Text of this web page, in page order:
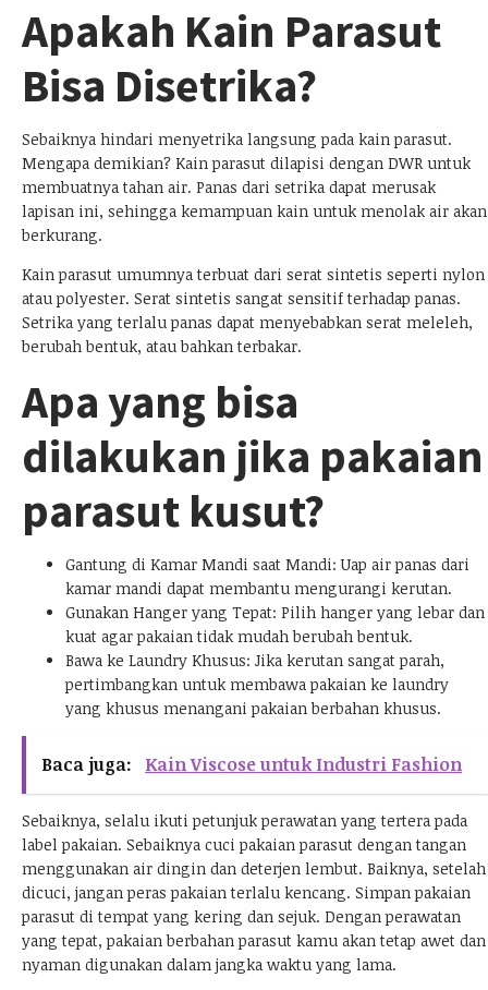
Apakah Kain Parasut
Bisa Disetrika?
Sebaiknya hindari menyetrika langsung pada kain parasut.
Mengapa demikian? Kain parasut dilapisi dengan DWR untuk
membuatnya tahan air. Panas dari setrika dapat merusak
lapisan ini, sehingga kemampuan kain untuk menolak air akan
berkurang.
Kain parasut umumnya terbuat dari serat sintetis seperti nylon
atau polyester. Serat sintetis sangat sensitif terhadap panas.
Setrika yang terlalu panas dapat menyebabkan serat meleleh,
berubah bentuk, atau bahkan terbakar.
Apa yang bisa
dilakukan jika pakaian
parasut kusut?
Gantung di Kamar Mandi saat Mandi: Uap air panas dari
kamar mandi dapat membantu mengurangi kerutan.
Gunakan Hanger yang Tepat: Pilih hanger yang lebar dan
kuat agar pakaian tidak mudah berubah bentuk.
Bawa ke Laundry Khusus: Jika kerutan sangat parah,
pertimbangkan untuk membawa pakaian ke laundry
yang khusus menangani pakaian berbahan khusus.
Baca juga: Kain Viscose untuk Industri Fashion
Sebaiknya, selalu ikuti petunjuk perawatan yang tertera pada
label pakaian. Sebaiknya cuci pakaian parasut dengan tangan
menggunakan air dingin dan deterjen lembut. Baiknya, setelah
dicuci, jangan peras pakaian terlalu kencang. Simpan pakaian
parasut di tempat yang kering dan sejuk. Dengan perawatan
yang tepat, pakaian berbahan parasut kamu akan tetap awet dan
nyaman digunakan dalam jangka waktu yang lama.